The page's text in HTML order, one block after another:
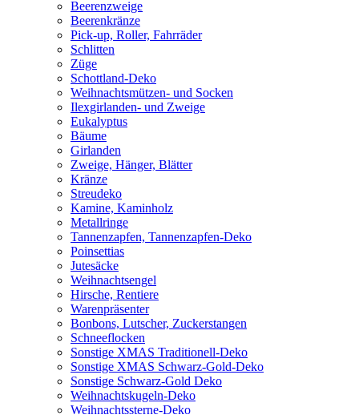
Beerenzweige
Beerenkränze
Pick-up, Roller, Fahrräder
Schlitten
Züge
Schottland-Deko
Weihnachtsmützen- und Socken
Ilexgirlanden- und Zweige
Eukalyptus
Bäume
Girlanden
Zweige, Hänger, Blätter
Kränze
Streudeko
Kamine, Kaminholz
Metallringe
Tannenzapfen, Tannenzapfen-Deko
Poinsettias
Jutesäcke
Weihnachtsengel
Hirsche, Rentiere
Warenpräsenter
Bonbons, Lutscher, Zuckerstangen
Schneeflocken
Sonstige XMAS Traditionell-Deko
Sonstige XMAS Schwarz-Gold-Deko
Sonstige Schwarz-Gold Deko
Weihnachtskugeln-Deko
Weihnachtssterne-Deko